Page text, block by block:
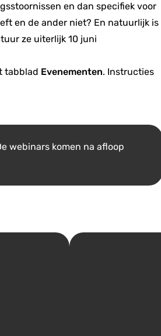
en dan specifiek voor
en de ander niet? En natuurlijk is
ze uiterlijk 10 juni
tabblad Evenementen. Instructies
webinars komen na afloop